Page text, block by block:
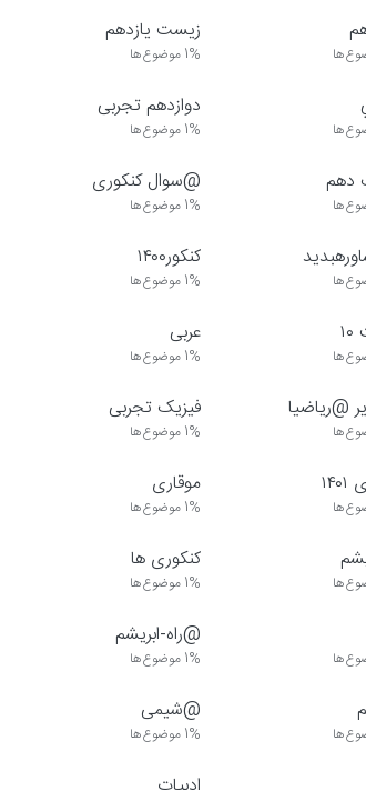
زیست یازدهم
1% موضوع‌ها
دوازدهم تجربی
1% موضوع‌ها
دهم @سوال کنکوری
1% موضوع‌ها
کنکور۱۴۰۰
1% موضوع‌ها
عربی
1% موضوع‌ها
@ریاضیا فیزیک تجربی
1% موضوع‌ها
موقاری
1% موضوع‌ها
کنکوری ها
1% موضوع‌ها
@راه-ابریشم
1% موضوع‌ها
@شیمی
1% موضوع‌ها